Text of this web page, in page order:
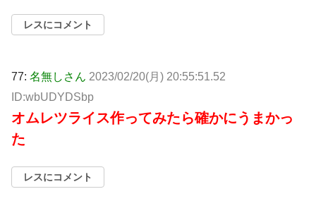
レスにコメント
77: 名無しさん 2023/02/20(月) 20:55:51.52
ID:wbUDYDSbp
オムレツライス作ってみたら確かにうまかっ
た
レスにコメント